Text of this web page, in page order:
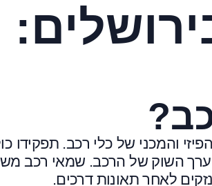
והמכני של כלי רכב. תפקידו
ערך השוק של הרכב. שמאי רכב
לאחר תאונות דרכים.